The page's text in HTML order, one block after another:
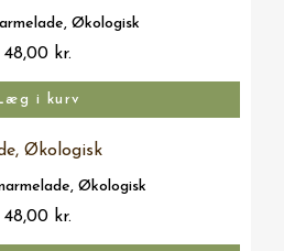
Vis her Økologisk
48,00 kr.
i kurv
Vis her Økologisk
48,00 kr.